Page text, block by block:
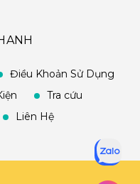
Điều Khoản Sử Dụng
Tra cứu
Liên Hệ